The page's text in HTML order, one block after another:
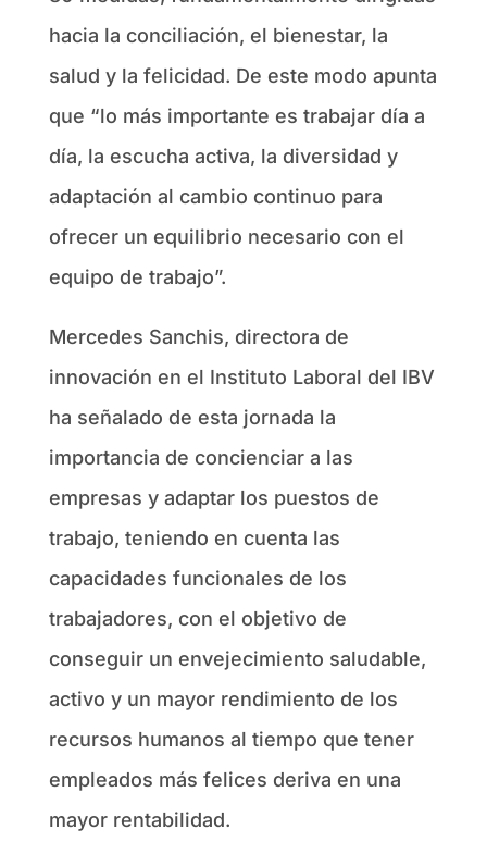
hacia la conciliación, el bienestar, la
salud y la felicidad. De este modo apunta
que “lo más importante es trabajar día a
día, la escucha activa, la diversidad y
adaptación al cambio continuo para
ofrecer un equilibrio necesario con el
equipo de trabajo”.
Mercedes Sanchis, directora de
innovación en el Instituto Laboral del IBV
ha señalado de esta jornada la
importancia de concienciar a las
empresas y adaptar los puestos de
trabajo, teniendo en cuenta las
capacidades funcionales de los
trabajadores, con el objetivo de
conseguir un envejecimiento saludable,
activo y un mayor rendimiento de los
recursos humanos al tiempo que tener
empleados más felices deriva en una
mayor rentabilidad.